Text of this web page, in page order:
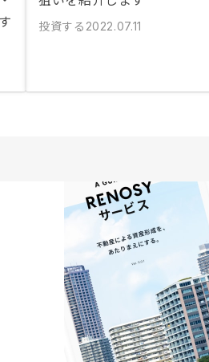
投資する 2022.07.11